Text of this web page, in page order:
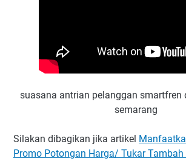
suasana antrian pelanggan smartfren
semarang
Silakan dibagikan jika artikel
Promo Potongan Harga/ Tukar